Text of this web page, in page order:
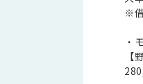
※
・
【